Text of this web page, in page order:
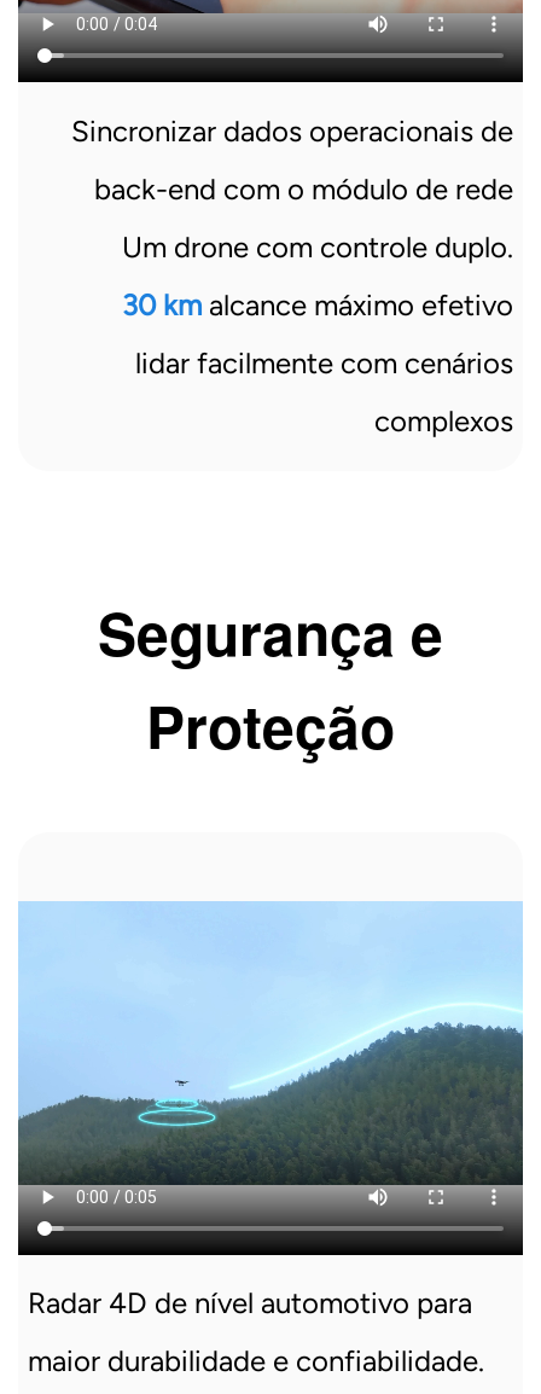
Sincronizar dados operacionais de
back-end com o módulo de rede
Um drone com controle duplo.
30 kmalcance máximo efetivo
lidar facilmente com cenários
complexos
Segurança e
Proteção
Radar 4D de nível automotivo para
maior durabilidade e confiabilidade.